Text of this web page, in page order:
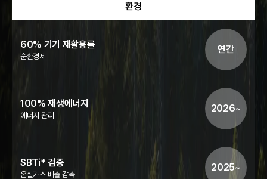
환경
60% 기기 재활용률
순환경제
연간
100% 재생에너지
에너지 관리
2026~
SBTi* 검증
온실가스 배출 감축
2025~